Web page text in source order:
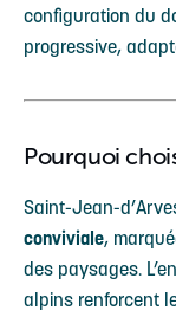
configuration du
progressive,
Pourquoi
Saint-Jean-
conviviale,
des paysages.
alpins renforcent